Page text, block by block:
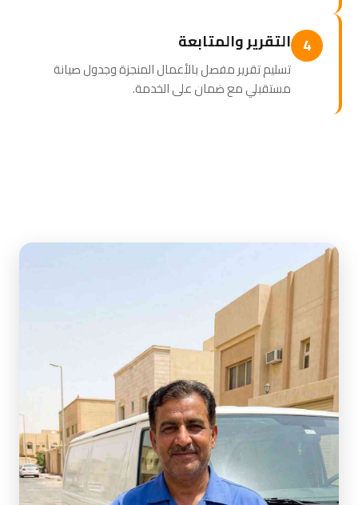
4 التقرير والمتابعة
تسليم تقرير مفصل بالأعمال المنجزة وجدول صيانة
مستقبلي مع ضمان على الخدمة.